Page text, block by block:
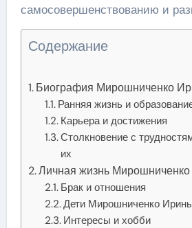
самосовершенствованию и
Содержание
Биография Мирошниченко
Ранняя жизнь и
Карьера и достижения
Столкновение с
их
Личная жизнь
Брак и отношения
Дети Мирошниченко
Интересы и хобби